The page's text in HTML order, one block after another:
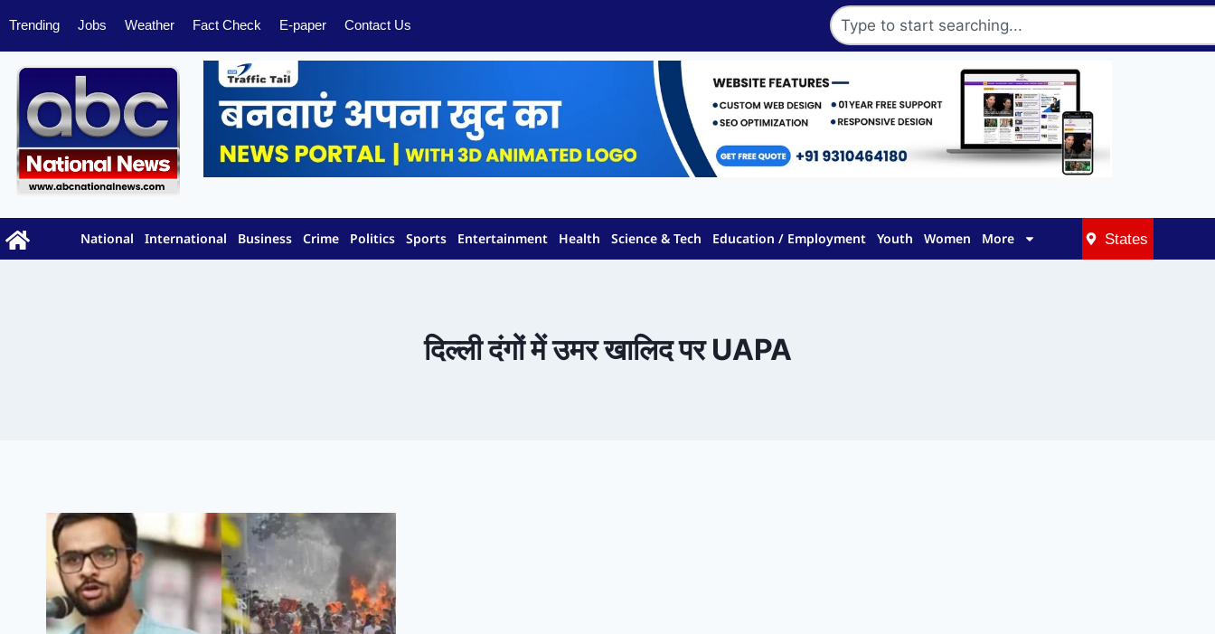
Trending Jobs Weather Fact Check E-paper Contact Us
National International Business Crime Politics Sports Entertainment Health Science & Tech Education / Employment Youth Women More States
दिल्ली दंगों में उमर खालिद पर UAPA